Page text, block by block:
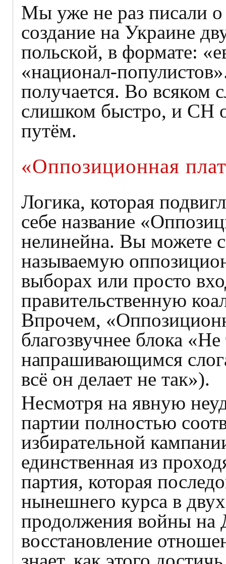
Мы уже не раз писали
создание на Украине
польской, в формате:
«национал-
получается. Во всяком
слишком быстро, и СН
путём.
«Оппозиционная
Логика, которая
себе название
нелинейна. Вы можете
называемую
выборах или просто
правительственную
Впрочем,
благозвучнее блока
напрашивающимся
всё он делает не так»).
Несмотря на явную
партии полностью
избирательной
единственная из
партия, которая
нынешнего курса в
продолжения войны на
восстановление